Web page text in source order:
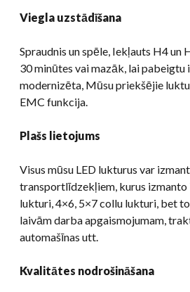
Viegla uzstādīšana
Spraudnis un spēle, Iekļauts H4 un
30 minūtes vai mazāk, lai pabeigtu
modernizēta, Mūsu priekšējie
EMC funkcija.
Plašs lietojums
Visus mūsu LED lukturus var
transportlīdzekļiem, kurus izmanto
lukturi, 4×6, 5×7 collu lukturi, bet
laivām darba apgaismojumam,
automašīnas utt.
Kvalitātes nodrošināšana